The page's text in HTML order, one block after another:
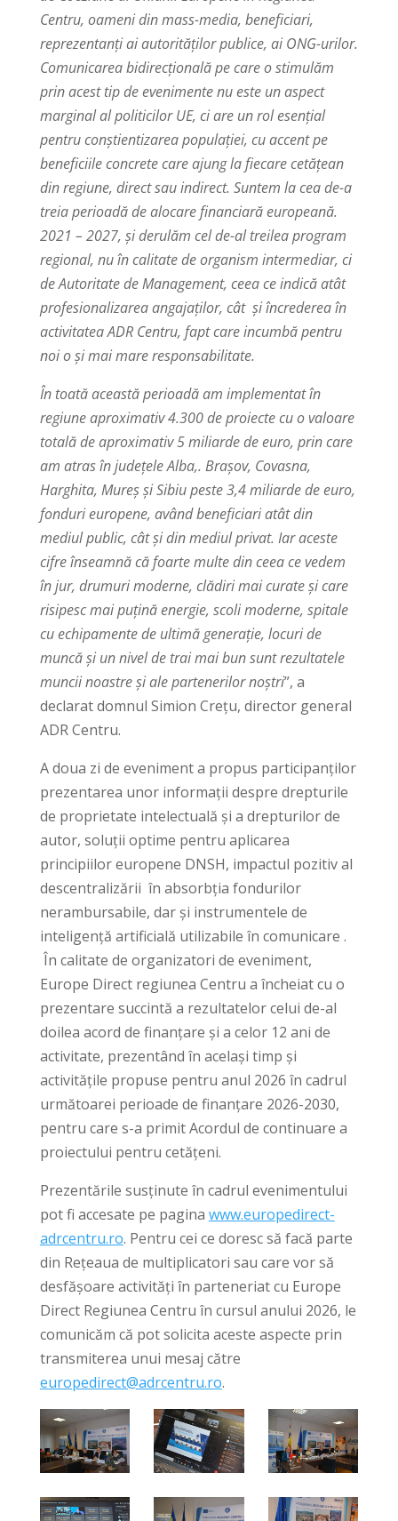
Centru, oameni din mass-media, beneficiari,
reprezentanți ai autorităților publice, ai ONG-urilor.
Comunicarea bidirecțională pe care o stimulăm
prin acest tip de evenimente nu este un aspect
marginal al politicilor UE, ci are un rol esențial
pentru conștientizarea populației, cu accent pe
beneficiile concrete care ajung la fiecare cetățean
din regiune, direct sau indirect. Suntem la cea de-a
treia perioadă de alocare financiară europeană.
2021 – 2027, și derulăm cel de-al treilea program
regional, nu în calitate de organism intermediar, ci
de Autoritate de Management, ceea ce indică atât
profesionalizarea angajaților, cât și încrederea în
activitatea ADR Centru, fapt care incumbă pentru
noi o și mai mare responsabilitate.
În toată această perioadă am implementat în
regiune aproximativ 4.300 de proiecte cu o valoare
totală de aproximativ 5 miliarde de euro, prin care
am atras în județele Alba,. Brașov, Covasna,
Harghita, Mureș și Sibiu peste 3,4 miliarde de euro,
fonduri europene, având beneficiari atât din
mediul public, cât și din mediul privat. Iar aceste
cifre înseamnă că foarte multe din ceea ce vedem
în jur, drumuri moderne, clădiri mai curate și care
risipesc mai puțină energie, scoli moderne, spitale
cu echipamente de ultimă generație, locuri de
muncă și un nivel de trai mai bun sunt rezultatele
muncii noastre și ale partenerilor noștri”, a
declarat domnul Simion Crețu, director general
ADR Centru.
A doua zi de eveniment a propus participanților
prezentarea unor informații despre drepturile
de proprietate intelectuală și a drepturilor de
autor, soluții optime pentru aplicarea
principiilor europene DNSH, impactul pozitiv al
descentralizării în absorbția fondurilor
nerambursabile, dar și instrumentele de
inteligență artificială utilizabile în comunicare .
În calitate de organizatori de eveniment,
Europe Direct regiunea Centru a încheiat cu o
prezentare succintă a rezultatelor celui de-al
doilea acord de finanțare și a celor 12 ani de
activitate, prezentând în același timp și
activitățile propuse pentru anul 2026 în cadrul
următoarei perioade de finanțare 2026-2030,
pentru care s-a primit Acordul de continuare a
proiectului pentru cetățeni.
Prezentările susținute în cadrul evenimentului
pot fi accesate pe pagina www.europedirect-
adrcentru.ro. Pentru cei ce doresc să facă parte
din Rețeaua de multiplicatori sau care vor să
desfășoare activități în parteneriat cu Europe
Direct Regiunea Centru în cursul anului 2026, le
comunicăm că pot solicita aceste aspecte prin
transmiterea unui mesaj către
europedirect@adrcentru.ro.